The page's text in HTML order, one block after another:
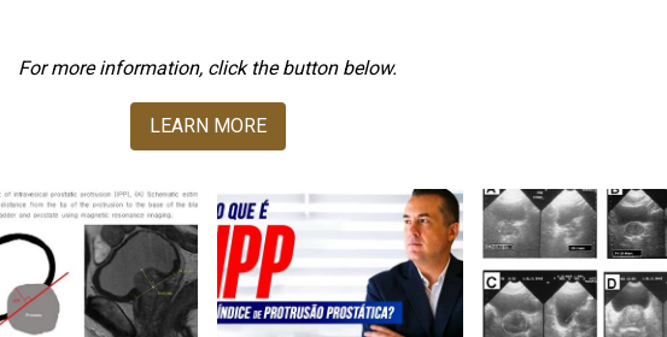
For more information, click the button below.
LEARN MORE